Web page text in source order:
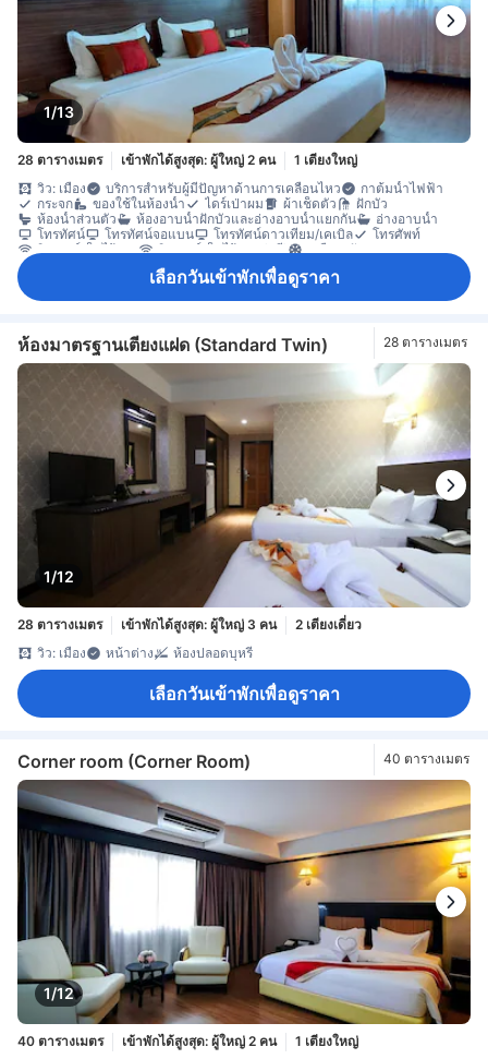
1/13
28 ตารางเมตร เข้าพักได้สูงสุด: ผู้ใหญ่ 2 คน
1 เตียงใหญ่
วิว: เมือง
บริการสำหรับผู้มีปัญหาด้านการเคลื่อนไหว
กาต้มน้ำไฟฟ้า
กระจก
ของใช้ในห้องน้ำ ไดร์เป่าผม ผ้าเช็ดตัว
ฝักบัว
ห้องน้ำส่วนตัว
ห้องอาบน้ำฝักบัวและอ่างอาบน้ำแยกกัน
อ่างอาบน้ำ
โทรทัศน์
โทรทัศน์จอแบน โทรทัศน์ดาวเทียม/เคเบิล
โทรศัพท์
อินเทอร์เน็ตไร้สาย
อินเทอร์เน็ตไร้สาย (ฟรี)
เครื่องปรับอากาศ
ผ้าปูที่นอน ม่านทึบแสง
ตู้เย็น น้ำดื่มบรรจุขวด (ฟรี)
โต๊ะทำงาน
อุปกรณ์สำหรับรีดผ้า
เลือกวันเข้าพักเพื่อดูราคา
ห้องมาตรฐานเตียงแฝด (Standard Twin) 28 ตารางเมตร
1/12
28 ตารางเมตร เข้าพักได้สูงสุด: ผู้ใหญ่ 3 คน
2 เตียงเดี่ยว
วิว: เมือง
หน้าต่าง ห้องปลอดบุหรี่
เลือกวันเข้าพักเพื่อดูราคา
Corner room (Corner Room) 40 ตารางเมตร
1/12
40 ตารางเมตร เข้าพักได้สูงสุด: ผู้ใหญ่ 2 คน
1 เตียงใหญ่